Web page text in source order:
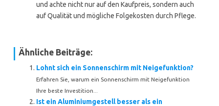
und achte nicht nur auf den Kaufpreis, sondern auch
auf Qualität und mögliche Folgekosten durch Pflege.
Ähnliche Beiträge:
Lohnt sich ein Sonnenschirm mit Neigefunktion?
Erfahren Sie, warum ein Sonnenschirm mit Neigefunktion
Ihre beste Investition...
Ist ein Aluminiumgestell besser als ein